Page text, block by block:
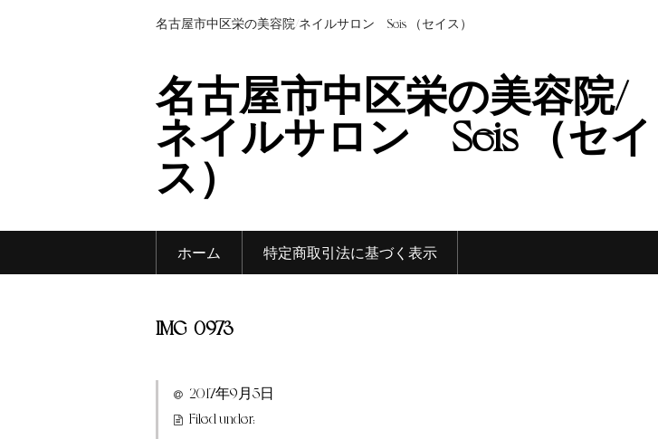
名古屋市中区栄の美容院/ネイルサロン Seis （セイス）
名古屋市中区栄の美容院/
ネイルサロン Seis （セイ
ス）
ホーム 特定商取引法に基づく表示
IMG_0973
2017年9月5日
Filed under: